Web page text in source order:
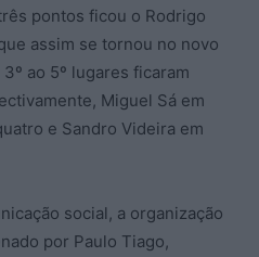
pontos ficou o Rodrigo
assim se tornou no novo
ao 5º lugares ficaram
Miguel Sá em
e Sandro Videira em
social, a organização
por Paulo Tiago,